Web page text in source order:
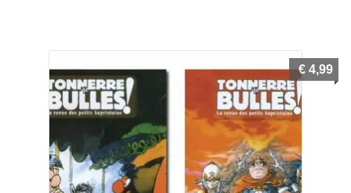
€ 4,99